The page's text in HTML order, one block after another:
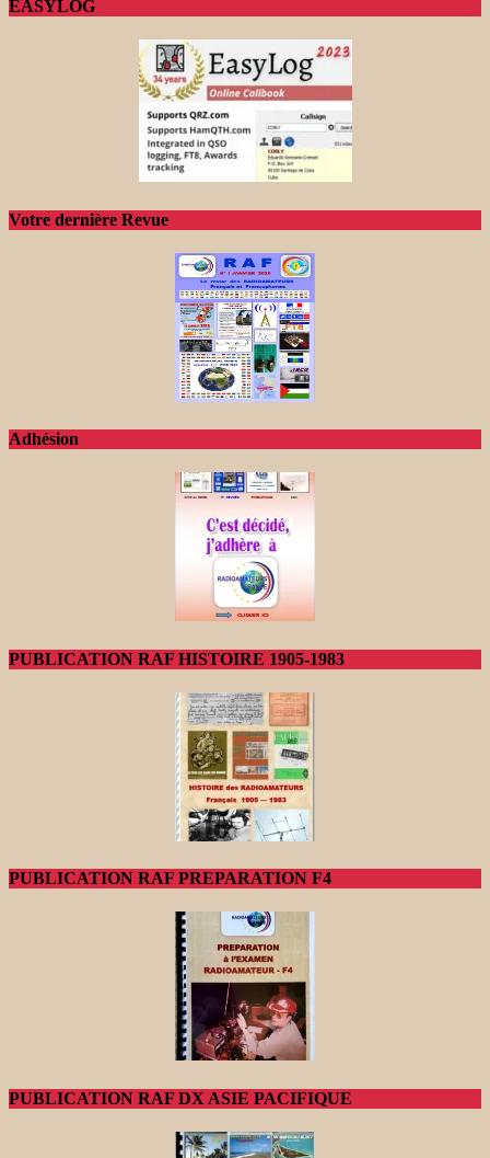
EASYLOG
Votre dernière Revue
Adhésion
PUBLICATION RAF HISTOIRE 1905-1983
PUBLICATION RAF PREPARATION F4
PUBLICATION RAF DX ASIE PACIFIQUE